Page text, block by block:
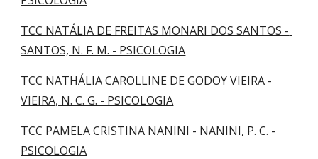
TCC NATÁLIA DE FREITAS MONARI DOS SANTOS -
SANTOS, N. F. M. - PSICOLOGIA
TCC NATHÁLIA CAROLLINE DE GODOY VIEIRA -
VIEIRA, N. C. G. - PSICOLOGIA
TCC PAMELA CRISTINA NANINI - NANINI, P. C. -
PSICOLOGIA